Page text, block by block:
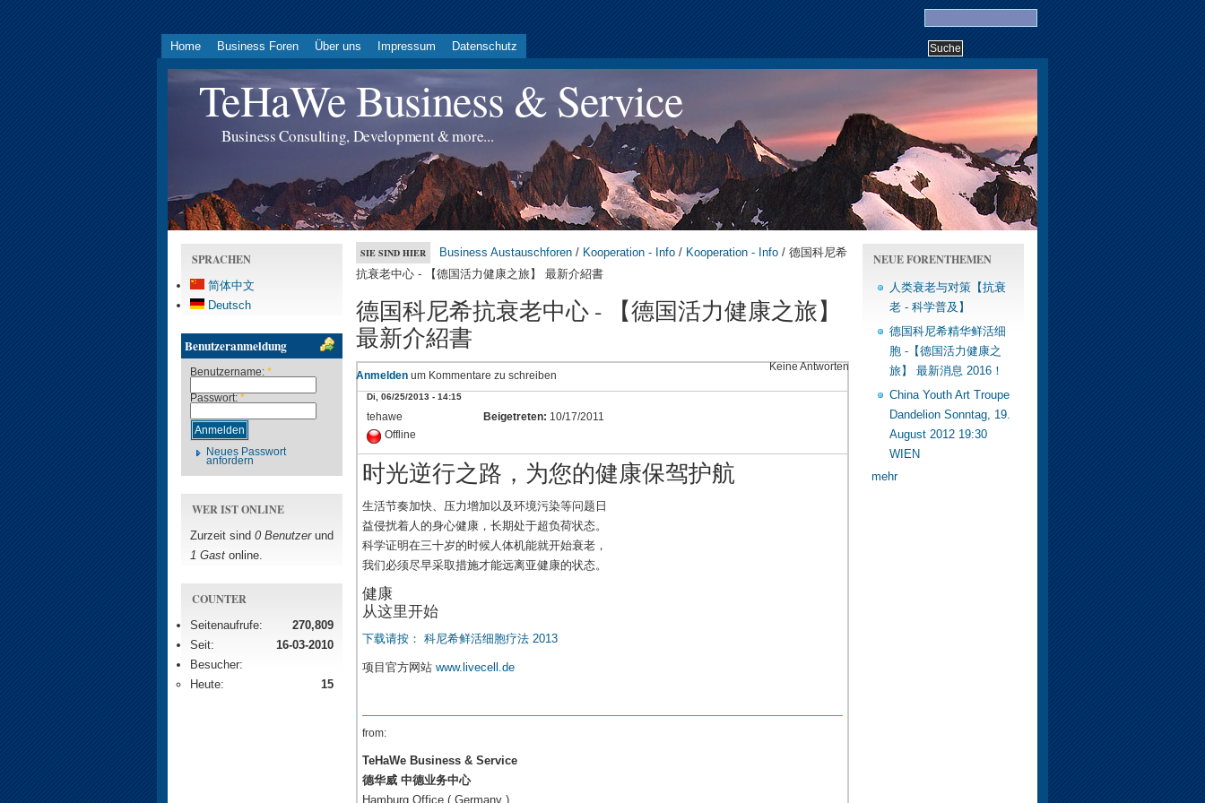
Home Business Foren Über uns Impressum Datenschutz
TeHaWe Business & Service
Business Consulting, Development & more...
SPRACHEN
简体中文
Deutsch
Benutzeranmeldung
Benutzername: *
Passwort: *
Neues Passwort
anfordern
WER IST ONLINE
Zurzeit sind 0 Benutzerund
1 Gast online.
COUNTER
Seitenaufrufe:
270,809
Seit:
16-03-2010
Besucher:
Heute:
15
SIE SIND HIER Business Austauschforen / Kooperation - Info / Kooperation - Info / 德国科尼希
抗衰老中心 - 【德国活力健康之旅】 最新介紹書
德国科尼希抗衰老中心 - 【德国活力健康之旅】
最新介紹書
Anmelden um Kommentare zu schreiben
Keine Antworten
Di, 06/25/2013 - 14:15
tehawe
Offline
Beigetreten: 10/17/2011
时光逆行之路，为您的健康保驾护航
生活节奏加快、压力增加以及环境污染等问题日
益侵扰着人的身心健康，长期处于超负荷状态。
科学证明在三十岁的时候人体机能就开始衰老，
我们必须尽早采取措施才能远离亚健康的状态。
健康
从这里开始
下载请按： 科尼希鲜活细胞疗法 2013
项目官方网站 www.livecell.de
from:
TeHaWe Business & Service
德华威 中德业务中心
Hamburg Office ( Germany )
NEUE FORENTHEMEN
人类衰老与对策【抗衰
老 - 科学普及】
德国科尼希精华鲜活细
胞 -【德国活力健康之
旅】 最新消息 2016！
China Youth Art Troupe
Dandelion Sonntag, 19.
August 2012 19:30
WIEN
mehr